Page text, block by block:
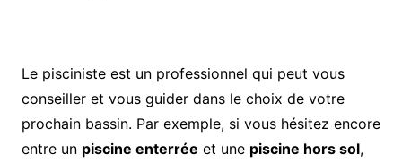
Le pisciniste est un professionnel qui peut vous
conseiller et vous guider dans le choix de votre
prochain bassin. Par exemple, si vous hésitez encore
entre un piscine enterrée et une piscine hors sol,